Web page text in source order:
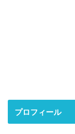
プロフィール